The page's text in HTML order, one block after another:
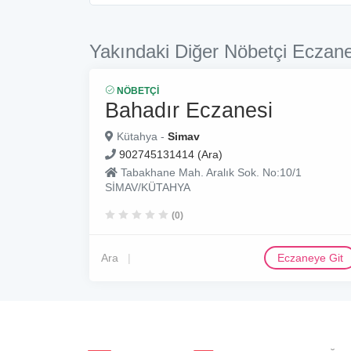
Yakındaki Diğer Nöbetçi
NÖBETÇI
Bahadır Eczanesi
Kütahya - Simav
902745131414 (Ara)
Tabakhane Mah. Aralık Sok. No:10/1
SİMAV/KÜTAHYA
(0)
Ara Eczaneye Git